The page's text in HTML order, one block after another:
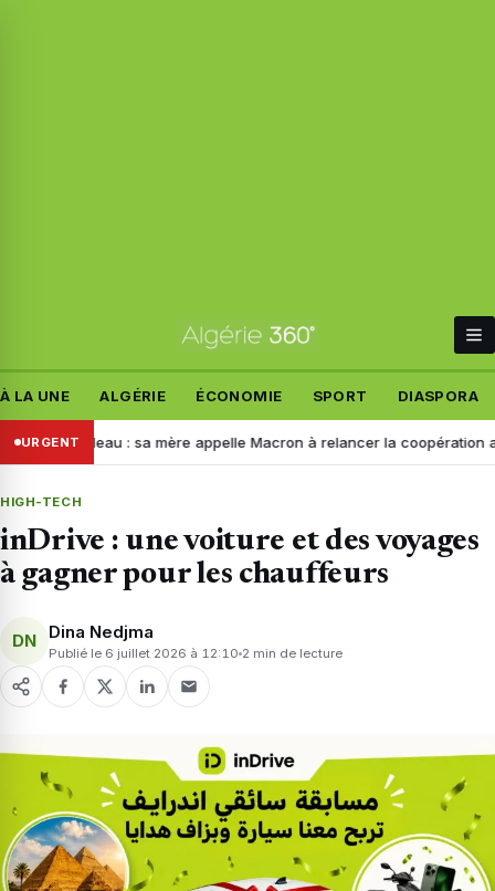
À LA UNE ALGÉRIE ÉCONOMIE SPORT DIASPORA
URGENT: sa mère appelle Macron à relancer la coopération avec
HIGH-TECH
inDrive : une voiture et des voyages
à gagner pour les chauffeurs
DN Dina Nedjma
Publié le 6 juillet 2026 à 12:10 2 min de lecture